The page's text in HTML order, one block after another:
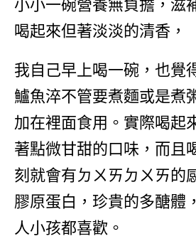
小小一碗營養無負擔，滋
喝起來但著淡淡的清香，
我自己早上喝一碗，也覺
鱸魚淬不管要煮麵或是煮
加在裡面食用。實際喝起
著點微甘甜的口味，而且
刻就會有ㄉㄨㄞㄉㄨㄞ的
膠原蛋白，珍貴的多醣體
人小孩都喜歡。